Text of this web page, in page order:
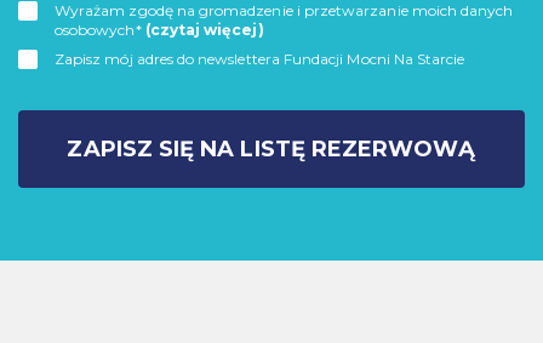
Wyrażam zgodę na gromadzenie i przetwarzanie moich danych
osobowych* (czytaj więcej)
Zapisz mój adres do newslettera Fundacji Mocni Na Starcie
ZAPISZ SIĘ NA LISTĘ REZERWOWĄ